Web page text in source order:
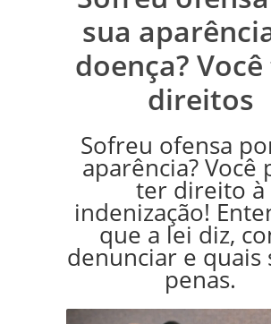
sua
doença?
direitos
Sofreu ofensa
aparência? Você
ter direito à
indenização!
que a lei diz,
denunciar e quais
penas.